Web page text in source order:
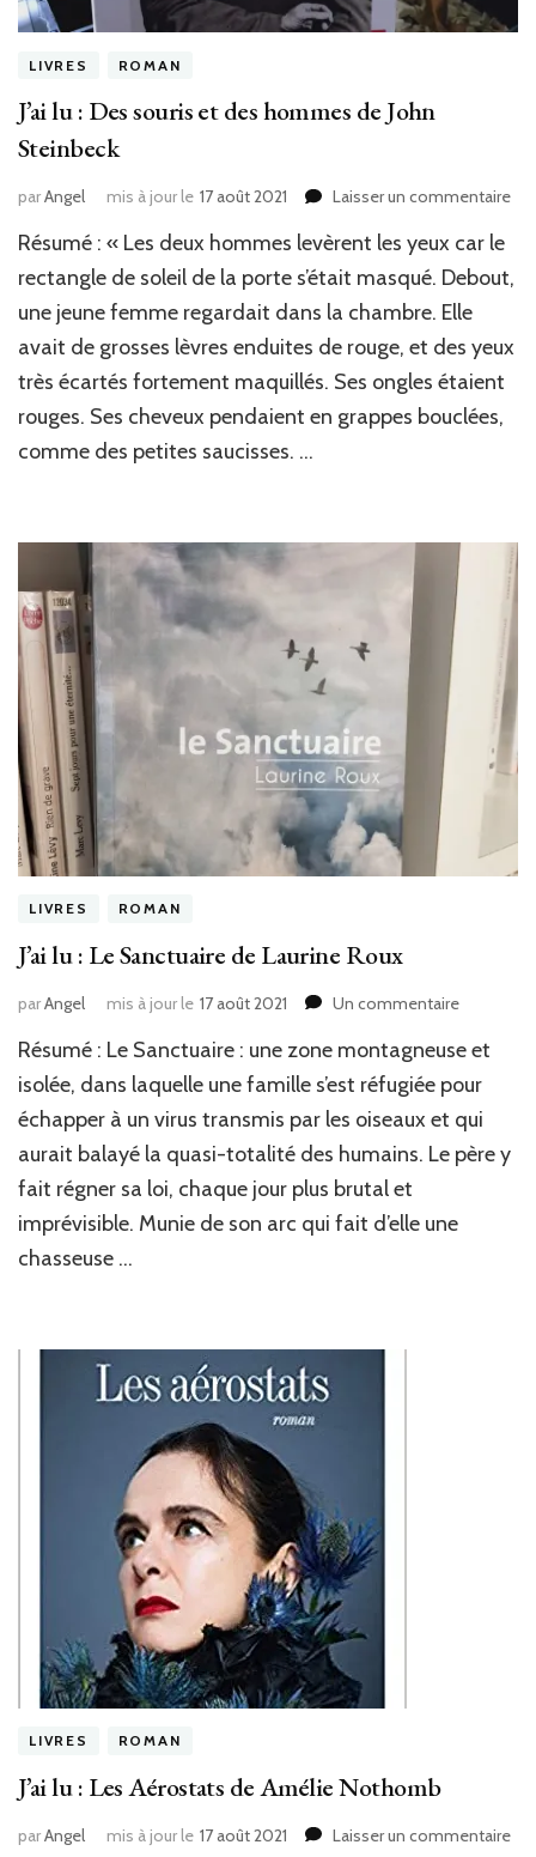
LIVRES ROMAN
J’ai lu : Des souris et des hommes de John
Steinbeck
parAngel mis à jour le 17 août 2021 Laisser un commentairesur
et
Résumé : « Les deux hommes levèrent les yeux car le
rectangle de soleil de la porte s’était masqué. Debout,
une jeune femme regardait dans la chambre. Elle
avait de grosses lèvres enduites de rouge, et des yeux
très écartés fortement maquillés. Ses ongles étaient
rouges. Ses cheveux pendaient en grappes bouclées,
comme des petites saucisses. …
LIVRES ROMAN
J’ai lu : Le Sanctuaire de Laurine Roux
parAngel mis à jour le 17 août 2021 Un commentairesur
lu
:
Sanctuaire
de
Résumé : Le Sanctuaire : une zone montagneuse et
isolée, dans laquelle une famille s’est réfugiée pour
échapper à un virus transmis par les oiseaux et qui
aurait balayé la quasi-totalité des humains. Le père y
fait régner sa loi, chaque jour plus brutal et
imprévisible. Munie de son arc qui fait d’elle une
chasseuse …
LIVRES ROMAN
J’ai lu : Les Aérostats de Amélie Nothomb
parAngel mis à jour le 17 août 2021 Laisser un commentairesur